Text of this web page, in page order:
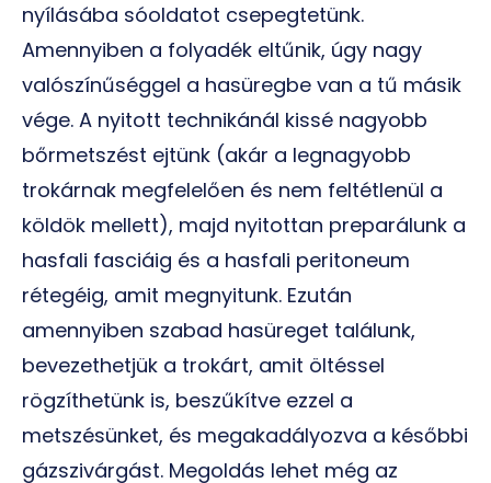
nyílásába sóoldatot csepegtetünk.
Amennyiben a folyadék eltűnik, úgy nagy
valószínűséggel a hasüregbe van a tű másik
vége. A nyitott technikánál kissé nagyobb
bőrmetszést ejtünk (akár a legnagyobb
trokárnak megfelelően és nem feltétlenül a
köldök mellett), majd nyitottan preparálunk a
hasfali fasciáig és a hasfali peritoneum
rétegéig, amit megnyitunk. Ezután
amennyiben szabad hasüreget találunk,
bevezethetjük a trokárt, amit öltéssel
rögzíthetünk is, beszűkítve ezzel a
metszésünket, és megakadályozva a későbbi
gázszivárgást. Megoldás lehet még az